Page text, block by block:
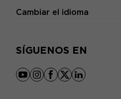
Cambiar el idioma
SÍGUENOS EN
youtube
instagram
facebook
x linkedin